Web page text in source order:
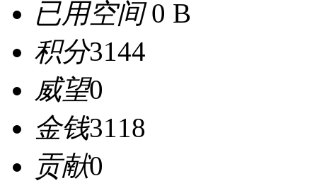
已用空间0 B
积分3144
威望0
金钱3118
贡献0